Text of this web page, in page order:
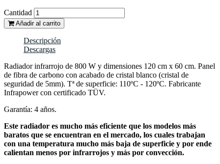
Cantidad
Añadir al carrito
Descripción
Descargas
Radiador infrarrojo de 800 W y dimensiones 120 cm x 60 cm. Panel
de fibra de carbono con acabado de cristal blanco (cristal de
seguridad de 5mm). Tª de superficie: 110ºC - 120ºC. Fabricante
Infrapower con certificado TÜV.
Garantía: 4 años.
Este radiador es mucho más eficiente que los modelos más
baratos que se encuentran en el mercado, los cuales trabajan
con una temperatura mucho más baja de superficie y por ende
calientan menos por infrarrojos y más por convección.